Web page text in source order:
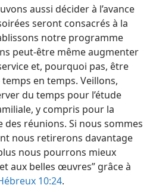
aussi décider à l’avance
seront consacrés à la
notre programme
peut-être même augmenter
et, pourquoi pas, être
en temps. Veillons,
du temps pour l’étude
y compris pour la
réunions. Si nous sommes
nous retirerons davantage
nous pourrons mieux
aux belles œuvres” grâce à
10:24.